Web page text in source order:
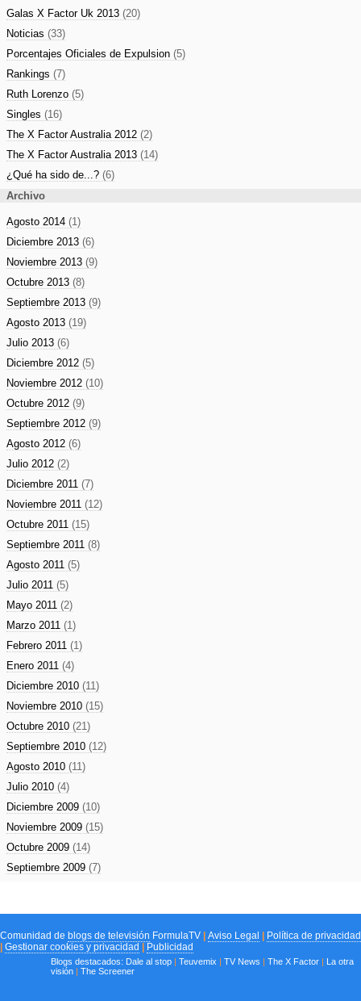
Galas X Factor Uk 2013 (20)
Noticias (33)
Porcentajes Oficiales de Expulsion (5)
Rankings (7)
Ruth Lorenzo (5)
Singles (16)
The X Factor Australia 2012 (2)
The X Factor Australia 2013 (14)
¿Qué ha sido de...? (6)
Archivo
Agosto 2014 (1)
Diciembre 2013 (6)
Noviembre 2013 (9)
Octubre 2013 (8)
Septiembre 2013 (9)
Agosto 2013 (19)
Julio 2013 (6)
Diciembre 2012 (5)
Noviembre 2012 (10)
Octubre 2012 (9)
Septiembre 2012 (9)
Agosto 2012 (6)
Julio 2012 (2)
Diciembre 2011 (7)
Noviembre 2011 (12)
Octubre 2011 (15)
Septiembre 2011 (8)
Agosto 2011 (5)
Julio 2011 (5)
Mayo 2011 (2)
Marzo 2011 (1)
Febrero 2011 (1)
Enero 2011 (4)
Diciembre 2010 (11)
Noviembre 2010 (15)
Octubre 2010 (21)
Septiembre 2010 (12)
Agosto 2010 (11)
Julio 2010 (4)
Diciembre 2009 (10)
Noviembre 2009 (15)
Octubre 2009 (14)
Septiembre 2009 (7)
Comunidad de blogs de televisión FormulaTV Aviso Legal
Política de privacidad
Gestionar cookies y privacidad Publicidad
Blogs destacados: Dale al stop | Teuvemix | TV News | The X Factor | La otra
visión | The Screener